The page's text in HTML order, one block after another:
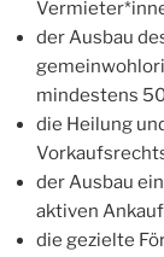
der Ausbau
mindestens
die Heilung
der Ausbau
aktiven
die gezielte